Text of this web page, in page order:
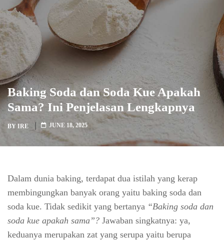
Baking Soda dan Soda Kue Apakah
Sama? Ini Penjelasan Lengkapnya
BY IRE JUNE 18, 2025
Dalam dunia baking, terdapat dua istilah yang kerap
membingungkan banyak orang yaitu baking soda dan
soda kue. Tidak sedikit yang bertanya “Baking soda dan
soda kue apakah sama”? Jawaban singkatnya: ya,
keduanya merupakan zat yang serupa yaitu berupa